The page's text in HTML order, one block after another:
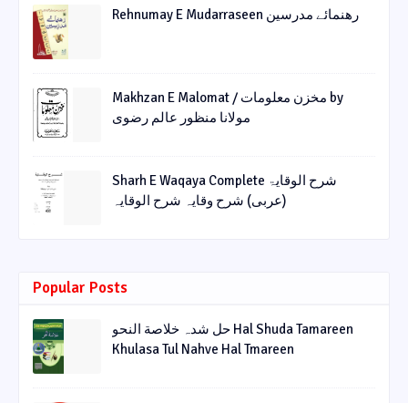
Rehnumay E Mudarraseen رهنمائے مدرسین
Makhzan E Malomat / مخزن معلومات by
مولانا منظور عالم رضوی
Sharh E Waqaya Complete شرح الوقایۃ
(عربی) شرح وقایہ شرح الوقایہ
Popular Posts
حل شدہ خلاصة النحو Hal Shuda Tamareen
Khulasa Tul Nahve Hal Tmareen